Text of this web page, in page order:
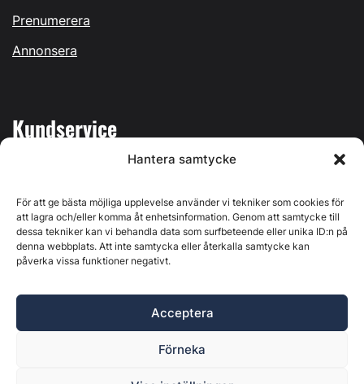
Hantera samtycke
För att ge bästa möjliga upplevelse använder vi tekniker som cookies för
att lagra och/eller komma åt enhetsinformation. Genom att samtycke till
dessa tekniker kan vi behandla data som surfbeteende eller unika ID:n på
denna webbplats. Att inte samtycka eller återkalla samtycke kan
påverka vissa funktioner negativt.
Acceptera
Förneka
Prenumerera
Annonsera
Kundservice
Kontakta oss
Östernäsvägen 1, 827 32 Ljusdal, org.nr: 556625-6425 -
Ansvarig utgivare: Henrik Ekberg. Innehållet på denna
webbplats är upphovsrättsligt skyddat. Ange källa vid citering.
Byggvärlden är en del avMarknadsdatagruppen
Policy för datahantering, integritet och cookies